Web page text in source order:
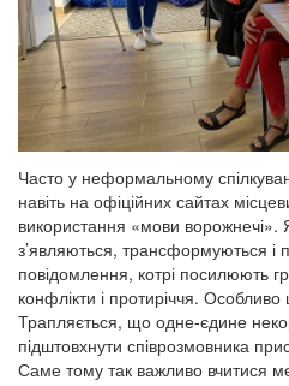
Часто у неформальному
навіть на офіційних сайтах
використання «мови ворожнечі».
з’являються, трансформуються і
повідомлення, котрі посилюють
конфлікти і протиріччя.
Трапляється, що одне-єдине
підштовхнути співрозмовника
Саме тому так важливо вчитися
протидіяти мові ворожнечі...